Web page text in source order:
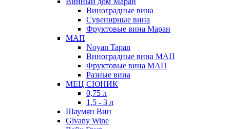
Виноградные вина
Сувенирные вина
Фруктовые вина Маран
МАП
Noyan Tapan
Виноградные вина МАП
Фруктовые вина МАП
Разные вина
МЕЦ СЮНИК
0,75 л
1,5 - 3 л
Шаумян Вин
Givany Wine